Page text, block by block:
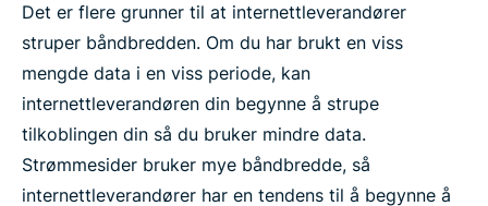
Det er flere grunner til at internettleverandører
struper båndbredden. Om du har brukt en viss
mengde data i en viss periode, kan
internettleverandøren din begynne å strupe
tilkoblingen din så du bruker mindre data.
Strømmesider bruker mye båndbredde, så
internettleverandører har en tendens til å begynne å